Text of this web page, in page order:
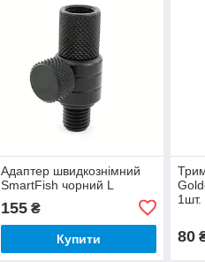
Адаптер швидкознімний
SmartFish чорний L
155₴
Купити
1шт.
80